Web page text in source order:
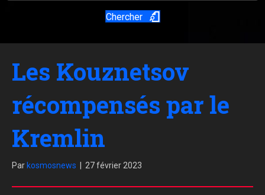
Chercher
Les Kouznetsov
récompensés par le
Kremlin
Par kosmosnews 27 février 2023